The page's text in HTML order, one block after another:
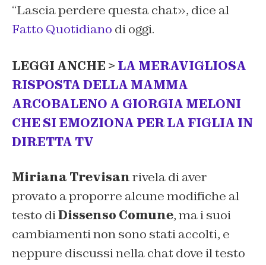
“Lascia perdere questa chat», dice al
Fatto Quotidiano di oggi.
LEGGI ANCHE > LA MERAVIGLIOSA
RISPOSTA DELLA MAMMA
ARCOBALENO A GIORGIA MELONI
CHE SI EMOZIONA PER LA FIGLIA IN
DIRETTA TV
Miriana Trevisanrivela di aver
provato a proporre alcune modifiche al
testo diDissenso Comune, ma i suoi
cambiamenti non sono stati accolti, e
neppure discussi nella chat dove il testo